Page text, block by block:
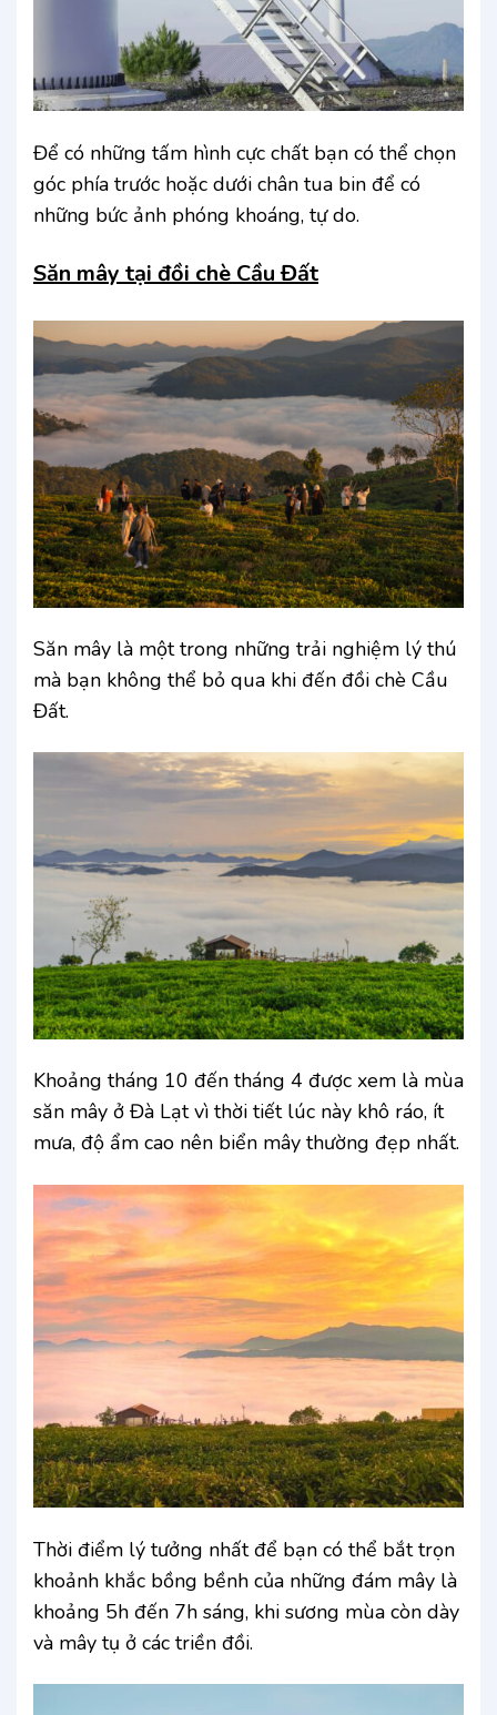
Để có những tấm hình cực chất bạn có thể chọn
góc phía trước hoặc dưới chân tua bin để có
những bức ảnh phóng khoáng, tự do.
Săn mây tại đồi chè Cầu Đất
Săn mây là một trong những trải nghiệm lý thú
mà bạn không thể bỏ qua khi đến đồi chè Cầu
Đất.
Khoảng tháng 10 đến tháng 4 được xem là mùa
săn mây ở Đà Lạt vì thời tiết lúc này khô ráo, ít
mưa, độ ẩm cao nên biển mây thường đẹp nhất.
Thời điểm lý tưởng nhất để bạn có thể bắt trọn
khoảnh khắc bồng bềnh của những đám mây là
khoảng 5h đến 7h sáng, khi sương mùa còn dày
và mây tụ ở các triền đồi.